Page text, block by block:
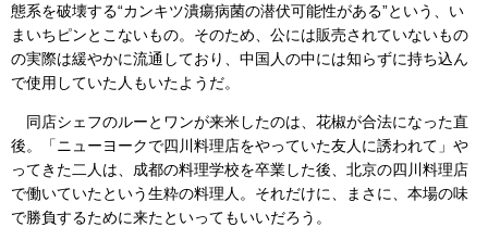
態系を破壊する“カンキツ潰瘍病菌の潜伏可能性がある”という、い
まいちピンとこないもの。そのため、公には販売されていないもの
の実際は緩やかに流通しており、中国人の中には知らずに持ち込ん
で使用していた人もいたようだ。
同店シェフのルーとワンが来米したのは、花椒が合法になった直
後。「ニューヨークで四川料理店をやっていた友人に誘われて」や
ってきた二人は、成都の料理学校を卒業した後、北京の四川料理店
で働いていたという生粋の料理人。それだけに、まさに、本場の味
で勝負するために来たといってもいいだろう。